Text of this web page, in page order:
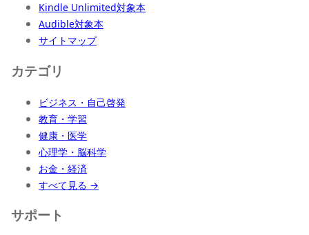
Kindle Unlimited対象本
Audible対象本
サイトマップ
カテゴリ
ビジネス・自己啓発
教育・学習
健康・医学
心理学・脳科学
お金・経済
すべて見る →
サポート